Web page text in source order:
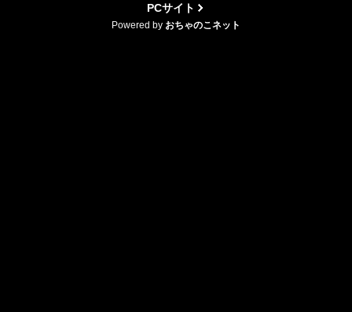
PCサイト
Powered by おちゃのこネット